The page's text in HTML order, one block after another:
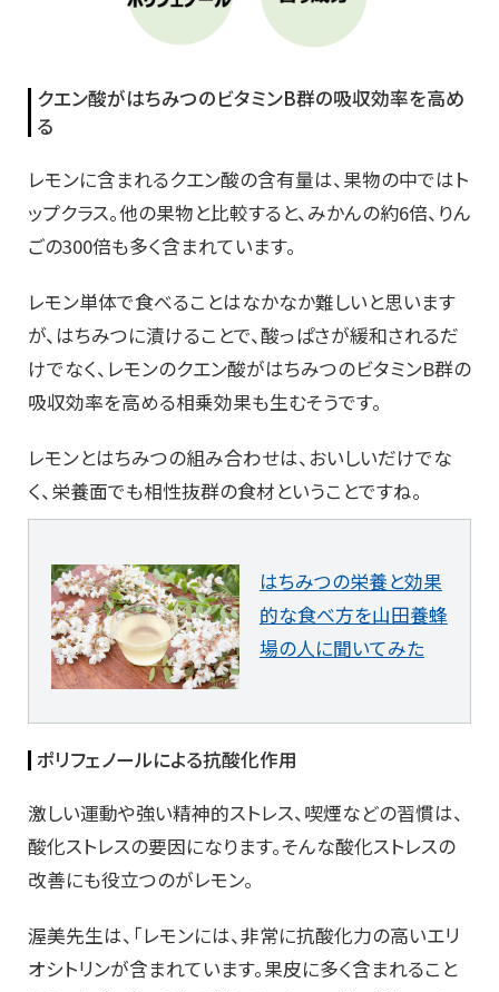
クエン酸がはちみつのビタミンB群の吸収効率を高め
る
レモンに含まれるクエン酸の含有量は、果物の中ではト
ップクラス。他の果物と比較すると、みかんの約6倍、りん
ごの300倍も多く含まれています。
レモン単体で食べることはなかなか難しいと思います
が、はちみつに漬けることで、酸っぱさが緩和されるだ
けでなく、レモンのクエン酸がはちみつのビタミンB群の
吸収効率を高める相乗効果も生むそうです。
レモンとはちみつの組み合わせは、おいしいだけでな
く、栄養面でも相性抜群の食材ということですね。
はちみつの栄養と効果
的な食べ方を山田養蜂
場の人に聞いてみた
ポリフェノールによる抗酸化作用
激しい運動や強い精神的ストレス、喫煙などの習慣は、
酸化ストレスの要因になります。そんな酸化ストレスの
改善にも役立つのがレモン。
渥美先生は、「レモンには、非常に抗酸化力の高いエリ
オシトリンが含まれています。果皮に多く含まれること